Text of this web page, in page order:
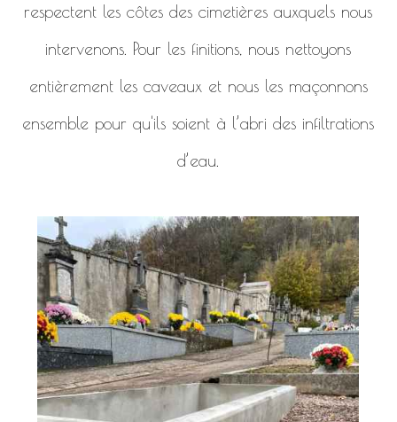
respectent les côtes des cimetières auxquels nous
intervenons. Pour les finitions, nous nettoyons
entièrement les caveaux et nous les maçonnons
ensemble pour qu'ils soient à l’abri des infiltrations
d’eau.